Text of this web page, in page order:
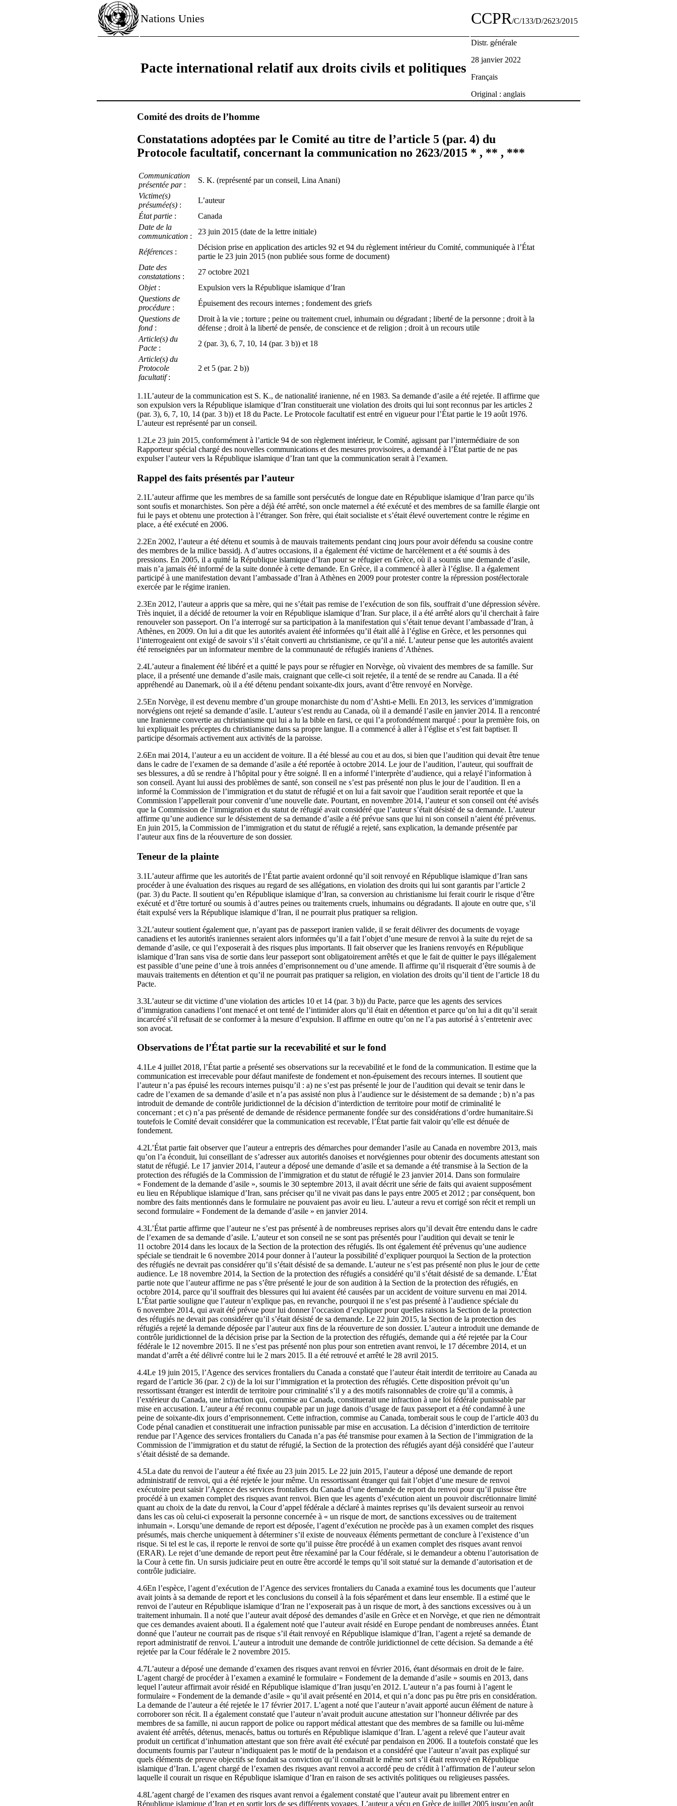
Nations Unies CCPR/C/133/D/2623/2015
Pacte international relatif aux droits civils et politiques
Distr. générale
28 janvier 2022
Français
Original : anglais
Comité des droits de l’homme
Constatations adoptées par le Comité au titre de l’article 5 (par. 4) du
Protocole facultatif, concernant la communication no 2623/2015 * , ** , ***
Communication
présentée par:
S. K. (représenté par un conseil, Lina Anani)
Victime(s)
présumée(s) :
L’auteur
État partie :
Canada
Date de la
communication :
23 juin 2015 (date de la lettre initiale)
Références :
Décision prise en application des articles 92 et 94 du règlement intérieur du Comité, communiquée à l’État
partie le 23 juin 2015 (non publiée sous forme de document)
Date des
constatations :
27 octobre 2021
Objet :
Expulsion vers la République islamique d’Iran
Questions de
procédure :
Épuisement des recours internes ; fondement des griefs
Questions de
fond :
Droit à la vie ; torture ; peine ou traitement cruel, inhumain ou dégradant ; liberté de la personne ; droit à la
défense ; droit à la liberté de pensée, de conscience et de religion ; droit à un recours utile
Article(s) du
Pacte :
2 (par. 3), 6, 7, 10, 14 (par. 3 b)) et 18
Article(s) du
Protocole
facultatif:
2 et 5 (par. 2 b))
1.1L’auteur de la communication est S. K., de nationalité iranienne, né en 1983. Sa demande d’asile a été rejetée. Il affirme que
son expulsion vers la République islamique d’Iran constituerait une violation des droits qui lui sont reconnus par les articles 2
(par. 3), 6, 7, 10, 14 (par. 3 b)) et 18 du Pacte. Le Protocole facultatif est entré en vigueur pour l’État partie le 19 août 1976.
L’auteur est représenté par un conseil.
1.2Le 23 juin 2015, conformément à l’article 94 de son règlement intérieur, le Comité, agissant par l’intermédiaire de son
Rapporteur spécial chargé des nouvelles communications et des mesures provisoires, a demandé à l’État partie de ne pas
expulser l’auteur vers la République islamique d’Iran tant que la communication serait à l’examen.
Rappel des faits présentés par l’auteur
2.1L’auteur affirme que les membres de sa famille sont persécutés de longue date en République islamique d’Iran parce qu’ils
sont soufis et monarchistes. Son père a déjà été arrêté, son oncle maternel a été exécuté et des membres de sa famille élargie ont
fui le pays et obtenu une protection à l’étranger. Son frère, qui était socialiste et s’était élevé ouvertement contre le régime en
place, a été exécuté en 2006.
2.2En 2002, l’auteur a été détenu et soumis à de mauvais traitements pendant cinq jours pour avoir défendu sa cousine contre
des membres de la milice bassidj. A d’autres occasions, il a également été victime de harcèlement et a été soumis à des
pressions. En 2005, il a quitté la République islamique d’Iran pour se réfugier en Grèce, où il a soumis une demande d’asile,
mais n’a jamais été informé de la suite donnée à cette demande. En Grèce, il a commencé à aller à l’église. Il a également
participé à une manifestation devant l’ambassade d’Iran à Athènes en 2009 pour protester contre la répression postélectorale
exercée par le régime iranien.
2.3En 2012, l’auteur a appris que sa mère, qui ne s’était pas remise de l’exécution de son fils, souffrait d’une dépression sévère.
Très inquiet, il a décidé de retourner la voir en République islamique d’Iran. Sur place, il a été arrêté alors qu’il cherchait à faire
renouveler son passeport. On l’a interrogé sur sa participation à la manifestation qui s’était tenue devant l’ambassade d’Iran, à
Athènes, en 2009. On lui a dit que les autorités avaient été informées qu’il était allé à l’église en Grèce, et les personnes qui
l’interrogeaient ont exigé de savoir s’il s’était converti au christianisme, ce qu’il a nié. L’auteur pense que les autorités avaient
été renseignées par un informateur membre de la communauté de réfugiés iraniens d’Athènes.
2.4L’auteur a finalement été libéré et a quitté le pays pour se réfugier en Norvège, où vivaient des membres de sa famille. Sur
place, il a présenté une demande d’asile mais, craignant que celle-ci soit rejetée, il a tenté de se rendre au Canada. Il a été
appréhendé au Danemark, où il a été détenu pendant soixante-dix jours, avant d’être renvoyé en Norvège.
2.5En Norvège, il est devenu membre d’un groupe monarchiste du nom d’Ashti‑e Melli. En 2013, les services d’immigration
norvégiens ont rejeté sa demande d’asile. L’auteur s’est rendu au Canada, où il a demandé l’asile en janvier 2014. Il a rencontré
une Iranienne convertie au christianisme qui lui a lu la bible en farsi, ce qui l’a profondément marqué : pour la première fois, on
lui expliquait les préceptes du christianisme dans sa propre langue. Il a commencé à aller à l’église et s’est fait baptiser. Il
participe désormais activement aux activités de la paroisse.
2.6En mai 2014, l’auteur a eu un accident de voiture. Il a été blessé au cou et au dos, si bien que l’audition qui devait être tenue
dans le cadre de l’examen de sa demande d’asile a été reportée à octobre 2014. Le jour de l’audition, l’auteur, qui souffrait de
ses blessures, a dû se rendre à l’hôpital pour y être soigné. Il en a informé l’interprète d’audience, qui a relayé l’information à
son conseil. Ayant lui aussi des problèmes de santé, son conseil ne s’est pas présenté non plus le jour de l’audition. Il en a
informé la Commission de l’immigration et du statut de réfugié et on lui a fait savoir que l’audition serait reportée et que la
Commission l’appellerait pour convenir d’une nouvelle date. Pourtant, en novembre 2014, l’auteur et son conseil ont été avisés
que la Commission de l’immigration et du statut de réfugié avait considéré que l’auteur s’était désisté de sa demande. L’auteur
affirme qu’une audience sur le désistement de sa demande d’asile a été prévue sans que lui ni son conseil n’aient été prévenus.
En juin 2015, la Commission de l’immigration et du statut de réfugié a rejeté, sans explication, la demande présentée par
l’auteur aux fins de la réouverture de son dossier.
Teneur de la plainte
3.1L’auteur affirme que les autorités de l’État partie avaient ordonné qu’il soit renvoyé en République islamique d’Iran sans
procéder à une évaluation des risques au regard de ses allégations, en violation des droits qui lui sont garantis par l’article 2
(par. 3) du Pacte. Il soutient qu’en République islamique d’Iran, sa conversion au christianisme lui ferait courir le risque d’être
exécuté et d’être torturé ou soumis à d’autres peines ou traitements cruels, inhumains ou dégradants. Il ajoute en outre que, s’il
était expulsé vers la République islamique d’Iran, il ne pourrait plus pratiquer sa religion.
3.2L’auteur soutient également que, n’ayant pas de passeport iranien valide, il se ferait délivrer des documents de voyage
canadiens et les autorités iraniennes seraient alors informées qu’il a fait l’objet d’une mesure de renvoi à la suite du rejet de sa
demande d’asile, ce qui l’exposerait à des risques plus importants. Il fait observer que les Iraniens renvoyés en République
islamique d’Iran sans visa de sortie dans leur passeport sont obligatoirement arrêtés et que le fait de quitter le pays illégalement
est passible d’une peine d’une à trois années d’emprisonnement ou d’une amende. Il affirme qu’il risquerait d’être soumis à de
mauvais traitements en détention et qu’il ne pourrait pas pratiquer sa religion, en violation des droits qu’il tient de l’article 18 du
Pacte.
3.3L’auteur se dit victime d’une violation des articles 10 et 14 (par. 3 b)) du Pacte, parce que les agents des services
d’immigration canadiens l’ont menacé et ont tenté de l’intimider alors qu’il était en détention et parce qu’on lui a dit qu’il serait
incarcéré s’il refusait de se conformer à la mesure d’expulsion. Il affirme en outre qu’on ne l’a pas autorisé à s’entretenir avec
son avocat.
Observations de l’État partie sur la recevabilité et sur le fond
4.1Le 4 juillet 2018, l’État partie a présenté ses observations sur la recevabilité et le fond de la communication. Il estime que la
communication est irrecevable pour défaut manifeste de fondement et non-épuisement des recours internes. Il soutient que
l’auteur n’a pas épuisé les recours internes puisqu’il : a) ne s’est pas présenté le jour de l’audition qui devait se tenir dans le
cadre de l’examen de sa demande d’asile et n’a pas assisté non plus à l’audience sur le désistement de sa demande ; b) n’a pas
introduit de demande de contrôle juridictionnel de la décision d’interdiction de territoire pour motif de criminalité le
concernant ; et c) n’a pas présenté de demande de résidence permanente fondée sur des considérations d’ordre humanitaire.Si
toutefois le Comité devait considérer que la communication est recevable, l’État partie fait valoir qu’elle est dénuée de
fondement.
4.2L’État partie fait observer que l’auteur a entrepris des démarches pour demander l’asile au Canada en novembre 2013, mais
qu’on l’a éconduit, lui conseillant de s’adresser aux autorités danoises et norvégiennes pour obtenir des documents attestant son
statut de réfugié. Le 17 janvier 2014, l’auteur a déposé une demande d’asile et sa demande a été transmise à la Section de la
protection des réfugiés de la Commission de l’immigration et du statut de réfugié le 23 janvier 2014. Dans son formulaire
« Fondement de la demande d’asile », soumis le 30 septembre 2013, il avait décrit une série de faits qui avaient supposément
eu lieu en République islamique d’Iran, sans préciser qu’il ne vivait pas dans le pays entre 2005 et 2012 ; par conséquent, bon
nombre des faits mentionnés dans le formulaire ne pouvaient pas avoir eu lieu. L’auteur a revu et corrigé son récit et rempli un
second formulaire « Fondement de la demande d’asile » en janvier 2014.
4.3L’État partie affirme que l’auteur ne s’est pas présenté à de nombreuses reprises alors qu’il devait être entendu dans le cadre
de l’examen de sa demande d’asile. L’auteur et son conseil ne se sont pas présentés pour l’audition qui devait se tenir le
11 octobre 2014 dans les locaux de la Section de la protection des réfugiés. Ils ont également été prévenus qu’une audience
spéciale se tiendrait le 6 novembre 2014 pour donner à l’auteur la possibilité d’expliquer pourquoi la Section de la protection
des réfugiés ne devrait pas considérer qu’il s’était désisté de sa demande. L’auteur ne s’est pas présenté non plus le jour de cette
audience. Le 18 novembre 2014, la Section de la protection des réfugiés a considéré qu’il s’était désisté de sa demande. L’État
partie note que l’auteur affirme ne pas s’être présenté le jour de son audition à la Section de la protection des réfugiés, en
octobre 2014, parce qu’il souffrait des blessures qui lui avaient été causées par un accident de voiture survenu en mai 2014.
L’État partie souligne que l’auteur n’explique pas, en revanche, pourquoi il ne s’est pas présenté à l’audience spéciale du
6 novembre 2014, qui avait été prévue pour lui donner l’occasion d’expliquer pour quelles raisons la Section de la protection
des réfugiés ne devait pas considérer qu’il s’était désisté de sa demande. Le 22 juin 2015, la Section de la protection des
réfugiés a rejeté la demande déposée par l’auteur aux fins de la réouverture de son dossier. L’auteur a introduit une demande de
contrôle juridictionnel de la décision prise par la Section de la protection des réfugiés, demande qui a été rejetée par la Cour
fédérale le 12 novembre 2015. Il ne s’est pas présenté non plus pour son entretien avant renvoi, le 17 décembre 2014, et un
mandat d’arrêt a été délivré contre lui le 2 mars 2015. Il a été retrouvé et arrêté le 28 avril 2015.
4.4Le 19 juin 2015, l’Agence des services frontaliers du Canada a constaté que l’auteur était interdit de territoire au Canada au
regard de l’article 36 (par. 2 c)) de la loi sur l’immigration et la protection des réfugiés. Cette disposition prévoit qu’un
ressortissant étranger est interdit de territoire pour criminalité s’il y a des motifs raisonnables de croire qu’il a commis, à
l’extérieur du Canada, une infraction qui, commise au Canada, constituerait une infraction à une loi fédérale punissable par
mise en accusation. L’auteur a été reconnu coupable par un juge danois d’usage de faux passeport et a été condamné à une
peine de soixante-dix jours d’emprisonnement. Cette infraction, commise au Canada, tomberait sous le coup de l’article 403 du
Code pénal canadien et constituerait une infraction punissable par mise en accusation. La décision d’interdiction de territoire
rendue par l’Agence des services frontaliers du Canada n’a pas été transmise pour examen à la Section de l’immigration de la
Commission de l’immigration et du statut de réfugié, la Section de la protection des réfugiés ayant déjà considéré que l’auteur
s’était désisté de sa demande.
4.5La date du renvoi de l’auteur a été fixée au 23 juin 2015. Le 22 juin 2015, l’auteur a déposé une demande de report
administratif de renvoi, qui a été rejetée le jour même. Un ressortissant étranger qui fait l’objet d’une mesure de renvoi
exécutoire peut saisir l’Agence des services frontaliers du Canada d’une demande de report du renvoi pour qu’il puisse être
procédé à un examen complet des risques avant renvoi. Bien que les agents d’exécution aient un pouvoir discrétionnaire limité
quant au choix de la date du renvoi, la Cour d’appel fédérale a déclaré à maintes reprises qu’ils devaient surseoir au renvoi
dans les cas où celui‑ci exposerait la personne concernée à « un risque de mort, de sanctions excessives ou de traitement
inhumain ». Lorsqu’une demande de report est déposée, l’agent d’exécution ne procède pas à un examen complet des risques
présumés, mais cherche uniquement à déterminer s’il existe de nouveaux éléments permettant de conclure à l’existence d’un
risque. Si tel est le cas, il reporte le renvoi de sorte qu’il puisse être procédé à un examen complet des risques avant renvoi
(ERAR). Le rejet d’une demande de report peut être réexaminé par la Cour fédérale, si le demandeur a obtenu l’autorisation de
la Cour à cette fin. Un sursis judiciaire peut en outre être accordé le temps qu’il soit statué sur la demande d’autorisation et de
contrôle judiciaire.
4.6En l’espèce, l’agent d’exécution de l’Agence des services frontaliers du Canada a examiné tous les documents que l’auteur
avait joints à sa demande de report et les conclusions du conseil à la fois séparément et dans leur ensemble. Il a estimé que le
renvoi de l’auteur en République islamique d’Iran ne l’exposerait pas à un risque de mort, à des sanctions excessives ou à un
traitement inhumain. Il a noté que l’auteur avait déposé des demandes d’asile en Grèce et en Norvège, et que rien ne démontrait
que ces demandes avaient abouti. Il a également noté que l’auteur avait résidé en Europe pendant de nombreuses années. Étant
donné que l’auteur ne courrait pas de risque s’il était renvoyé en République islamique d’Iran, l’agent a rejeté sa demande de
report administratif de renvoi. L’auteur a introduit une demande de contrôle juridictionnel de cette décision. Sa demande a été
rejetée par la Cour fédérale le 2 novembre 2015.
4.7L’auteur a déposé une demande d’examen des risques avant renvoi en février 2016, étant désormais en droit de le faire.
L’agent chargé de procéder à l’examen a examiné le formulaire « Fondement de la demande d’asile » soumis en 2013, dans
lequel l’auteur affirmait avoir résidé en République islamique d’Iran jusqu’en 2012. L’auteur n’a pas fourni à l’agent le
formulaire « Fondement de la demande d’asile » qu’il avait présenté en 2014, et qui n’a donc pas pu être pris en considération.
La demande de l’auteur a été rejetée le 17 février 2017. L’agent a noté que l’auteur n’avait apporté aucun élément de nature à
corroborer son récit. Il a également constaté que l’auteur n’avait produit aucune attestation sur l’honneur délivrée par des
membres de sa famille, ni aucun rapport de police ou rapport médical attestant que des membres de sa famille ou lui-même
avaient été arrêtés, détenus, menacés, battus ou torturés en République islamique d’Iran. L’agent a relevé que l’auteur avait
produit un certificat d’inhumation attestant que son frère avait été exécuté par pendaison en 2006. Il a toutefois constaté que les
documents fournis par l’auteur n’indiquaient pas le motif de la pendaison et a considéré que l’auteur n’avait pas expliqué sur
quels éléments de preuve objectifs se fondait sa conviction qu’il connaîtrait le même sort s’il était renvoyé en République
islamique d’Iran. L’agent chargé de l’examen des risques avant renvoi a accordé peu de crédit à l’affirmation de l’auteur selon
laquelle il courait un risque en République islamique d’Iran en raison de ses activités politiques ou religieuses passées.
4.8L’agent chargé de l’examen des risques avant renvoi a également constaté que l’auteur avait pu librement entrer en
République islamique d’Iran et en sortir lors de ses différents voyages. L’auteur a vécu en Grèce de juillet 2005 jusqu’en août